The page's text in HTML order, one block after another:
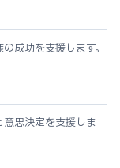
成功を支援します。
思決定を支援しま